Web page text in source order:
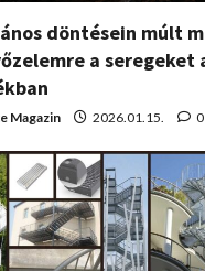
döntésein múlt
a seregeket
Magazin 2026.01.15. 0